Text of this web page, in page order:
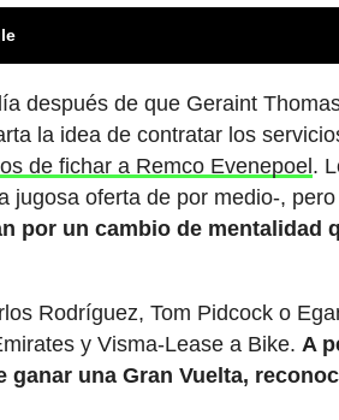
después de que Geraint
la idea de contratar los
de fichar a Remco Evenepoel.
jugosa oferta de por medio-,
por un cambio de mentalidad
Rodríguez, Tom Pidcock o
y Visma-Lease a Bike. A
una Gran Vuelta,